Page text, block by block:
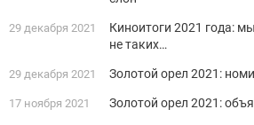
29 декабря 2021
Киноитоги 2021 года:
не таких…
29 декабря 2021 Золотой орел 2021:
17 ноября 2021 Золотой орел 2021: